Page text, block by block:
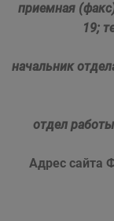
приемная
19;
начальник
отдел
Адрес сайта